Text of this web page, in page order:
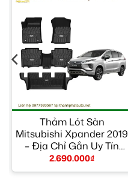
Thảm Lót Sàn
Mitsubishi Xpander 2019
– Địa Chỉ Gắn Uy Tín
TPHCM
2.690.000₫